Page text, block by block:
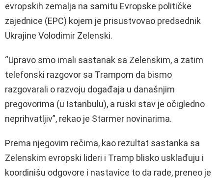
evropskih zemalja na samitu Evropske političke
zajednice (EPC) kojem je prisustvovao predsednik
Ukrajine Volodimir Zelenski.
“Upravo smo imali sastanak sa Zelenskim, a zatim
telefonski razgovor sa Trampom da bismo
razgovarali o razvoju događaja u današnjim
pregovorima (u Istanbulu), a ruski stav je očigledno
neprihvatljiv”, rekao je Starmer novinarima.
Prema njegovim rečima, kao rezultat sastanka sa
Zelenskim evropski lideri i Tramp blisko usklađuju i
koordinišu odgovore i nastavice to da rade, preneo je